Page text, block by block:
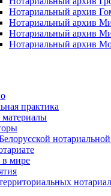
Нотариальный архив
Нотариальный архив
Нотариальный архив
Нотариальный архив
практика
материалы
в мире